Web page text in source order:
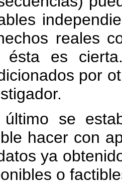
reales
ésta es
por
último se
hacer con
ya
o